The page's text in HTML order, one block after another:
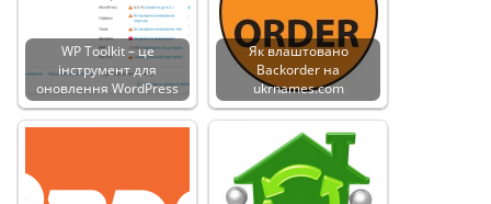
WP Toolkit – це
інструмент для
оновлення WordPress
Як влаштовано
Backorder на
ukrnames.com